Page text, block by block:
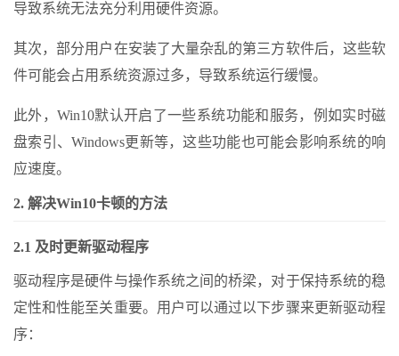
导致系统无法充分利用硬件资源。
其次，部分用户在安装了大量杂乱的第三方软件后，这些软
件可能会占用系统资源过多，导致系统运行缓慢。
此外，Win10默认开启了一些系统功能和服务，例如实时磁
盘索引、Windows更新等，这些功能也可能会影响系统的响
应速度。
2. 解决Win10卡顿的方法
2.1 及时更新驱动程序
驱动程序是硬件与操作系统之间的桥梁，对于保持系统的稳
定性和性能至关重要。用户可以通过以下步骤来更新驱动程
序：